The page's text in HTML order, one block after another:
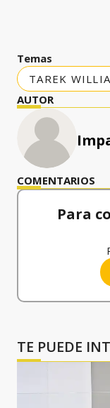
Temas
TAREK
AUTOR
COMENTARIOS
Para
TE PUEDE